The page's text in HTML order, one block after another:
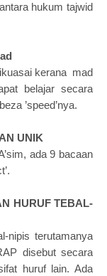
hukum tajwid
kerana mad
belajar secara
’speed’nya.
UNIK
ada 9 bacaan
HURUF TEBAL-
nipis terutamanya
disebut secara
huruf lain. Ada